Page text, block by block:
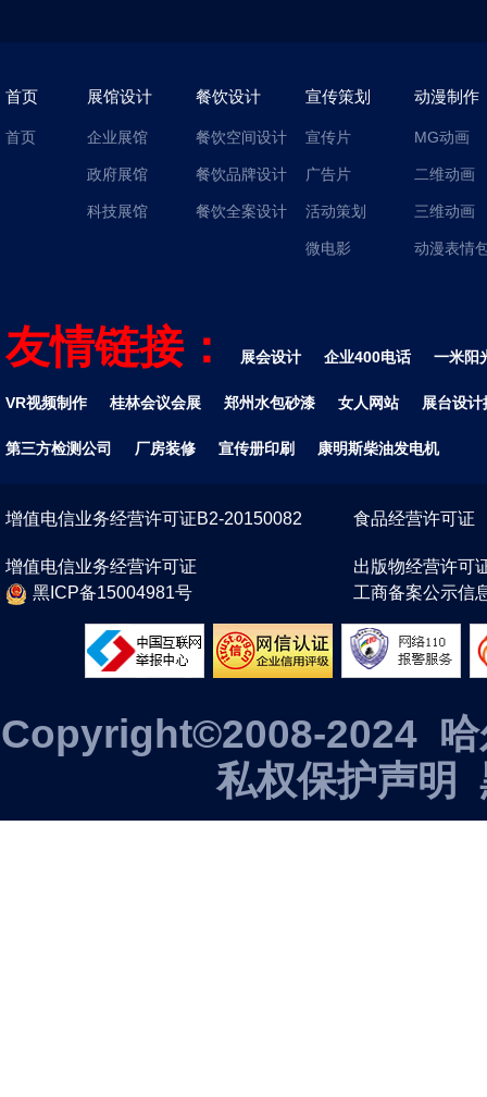
首页
首页
展馆设计
企业展馆
政府展馆
科技展馆
餐饮设计
餐饮空间设计
餐饮品牌设计
餐饮全案设计
宣传策划
宣传片
广告片
活动策划
微电影
动漫制作
MG动画
二维动画
三维动画
动漫表情
友情链接： 展会设计 企业400电话 一米阳
VR视频制作 桂林会议会展 郑州水包砂漆 女人网站 展台设计
第三方检测公司 厂房装修 宣传册印刷 康明斯柴油发电机
增值电信业务经营许可证B2-20150082 食品经营许可证
增值电信业务经营许可证
出版物经营许可
黑ICP备15004981号
工商备案公示信
Copyright©2008-2024 哈
私权保护声明